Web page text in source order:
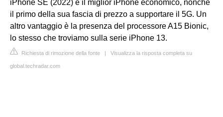
iPhone SE (2022) è il miglior iPhone economico, nonchè
il primo della sua fascia di prezzo a supportare il 5G. Un
altro vantaggio è la presenza del processore A15 Bionic,
lo stesso che troviamo sulla serie iPhone 13.
Richiesta di rimozione della fonte | Visualizza la risposta completa su
global.techradar.com